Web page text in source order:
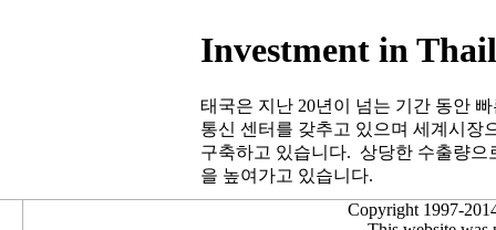
Investment in
태국은 지난 20년이 넘는 기간 동안
통신 센터를 갖추고 있으며 세계시장
구축하고 있습니다. 상당한 수출량으
을 높여가고 있습니다.
Copyright 1997-